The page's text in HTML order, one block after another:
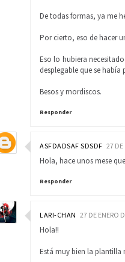
De todas formas, ya me
Por cierto, eso de hacer
Eso lo hubiera
desplegable que se
Besos y mordiscos.
Responder
ASFDADSAF SDSDF 27 DE
Hola, hace unos mese
Responder
LARI-CHAN 27 DE ENERO
Hola!!
Está muy bien la plantilla